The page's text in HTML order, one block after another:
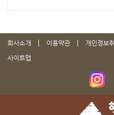
회사소개 이용약관 개인정보
사이트맵